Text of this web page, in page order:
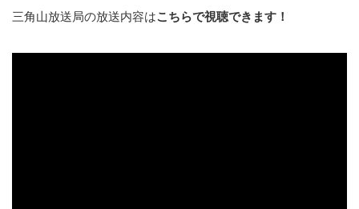
三角山放送局の放送内容はこちらで視聴できます！